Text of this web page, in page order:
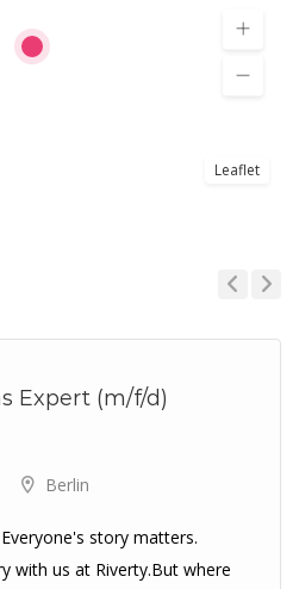
Leaflet
Expert (m/f/d)
Berlin
story matters.
with us at Riverty.But where